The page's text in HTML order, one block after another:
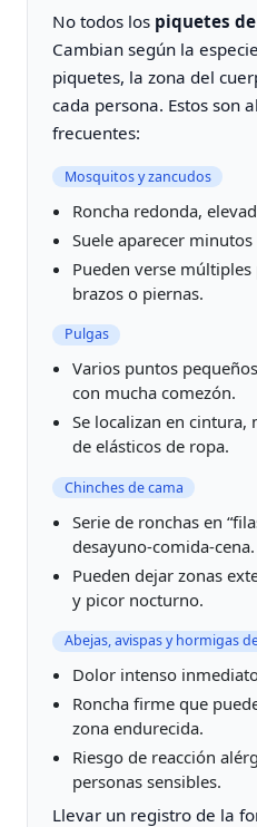
No todos los piquetes
Cambian según la
piquetes, la zona del
cada persona. Estos son
frecuentes:
Mosquitos y zancudos
Roncha redonda,
Suele aparecer
Pueden verse
brazos o piernas.
Pulgas
Varios puntos
con mucha comezón.
Se localizan en cintura,
de elásticos de ropa.
Chinches de cama
Serie de ronchas en
desayuno-comida-cena.
Pueden dejar zonas
y picor nocturno.
Abejas, avispas y hormigas
Dolor intenso
Roncha firme que
zona endurecida.
Riesgo de reacción
personas sensibles.
Llevar un registro de la